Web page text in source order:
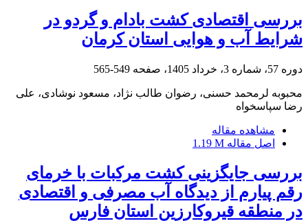
بررسی اقتصادی کشت بادام و گردو در
شرایط آب و هوایی استان کرمان
دوره 57، شماره 3، خرداد 1405، صفحه 549-565
محبوبه لرمحمد حسنی، رضوان طالب نژاد، مسعود نوشادی، علی
رضا سپاسخواه
مشاهده مقاله
اصل مقاله 1.19 M
بررسی جایگزینی کشت مرکبات با خرمای
رقم پیارم از دیدگاه آب مصرفی و اقتصادی
در منطقه قیروکارزین استان فارس